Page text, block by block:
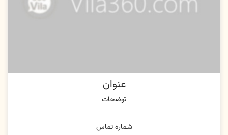
عنوان
توضحات
شماره تماس